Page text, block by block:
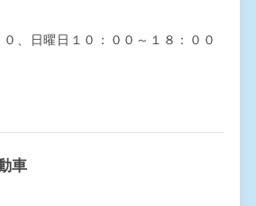
、日曜日１０：００～１８：００
車